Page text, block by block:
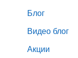
Блог
Видео блог
Акции